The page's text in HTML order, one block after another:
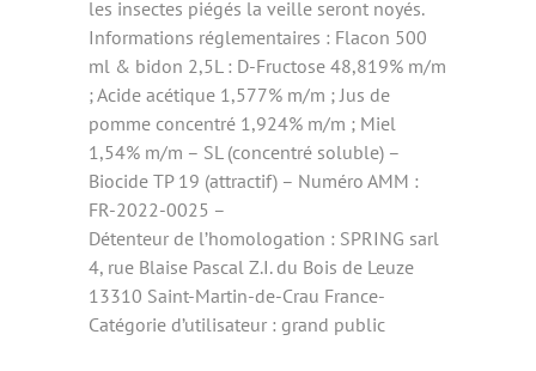
les insectes piégés la veille seront noyés.
Informations réglementaires : Flacon 500
ml & bidon 2,5L : D-Fructose 48,819% m/m
; Acide acétique 1,577% m/m ; Jus de
pomme concentré 1,924% m/m ; Miel
1,54% m/m – SL (concentré soluble) –
Biocide TP 19 (attractif) – Numéro AMM :
FR-2022-0025 –
Détenteur de l’homologation : SPRING sarl
4, rue Blaise Pascal Z.I. du Bois de Leuze
13310 Saint-Martin-de-Crau France-
Catégorie d’utilisateur : grand public